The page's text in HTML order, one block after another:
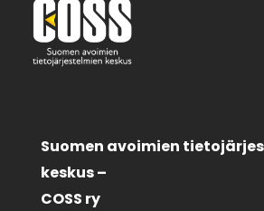
Suomen avoimien
keskus –
COSS ry